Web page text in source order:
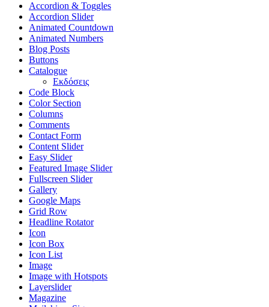
Accordion & Toggles
Accordion Slider
Animated Countdown
Animated Numbers
Blog Posts
Buttons
Catalogue
Εκδόσεις
Code Block
Color Section
Columns
Comments
Contact Form
Content Slider
Easy Slider
Featured Image Slider
Fullscreen Slider
Gallery
Google Maps
Grid Row
Headline Rotator
Icon
Icon Box
Icon List
Image
Image with Hotspots
Layerslider
Magazine